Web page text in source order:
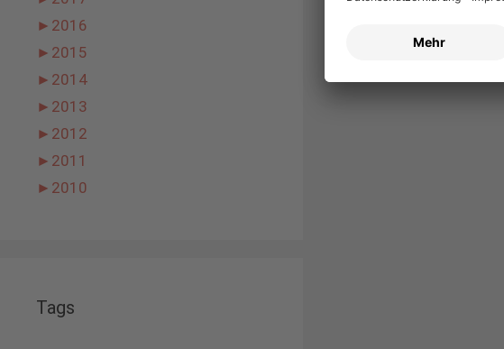
► 2016
► 2015
► 2014
► 2013
► 2012
► 2011
► 2010
Tags